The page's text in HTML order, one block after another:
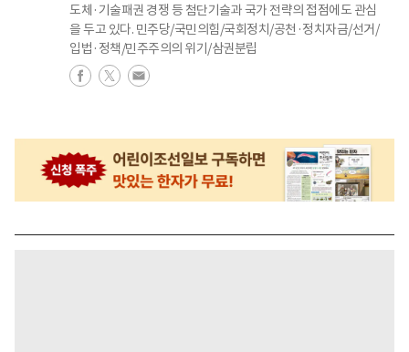
도체·기술패권 경쟁 등 첨단기술과 국가 전략의 접점에도 관심
을 두고 있다. 민주당/국민의힘/국회정치/공천·정치자금/선거/
입법·정책/민주주의의 위기/삼권분립